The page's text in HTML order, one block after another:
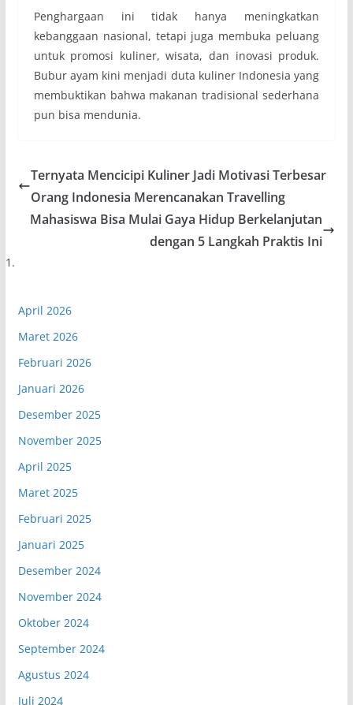
Penghargaan ini tidak hanya meningkatkan
kebanggaan nasional, tetapi juga membuka peluang
untuk promosi kuliner, wisata, dan inovasi produk.
Bubur ayam kini menjadi duta kuliner Indonesia yang
membuktikan bahwa makanan tradisional sederhana
pun bisa mendunia.
Ternyata Mencicipi Kuliner Jadi Motivasi Terbesar
Orang Indonesia Merencanakan Travelling
Mahasiswa Bisa Mulai Gaya Hidup Berkelanjutan
dengan 5 Langkah Praktis Ini
April 2026
Maret 2026
Februari 2026
Januari 2026
Desember 2025
November 2025
April 2025
Maret 2025
Februari 2025
Januari 2025
Desember 2024
November 2024
Oktober 2024
September 2024
Agustus 2024
Juli 2024